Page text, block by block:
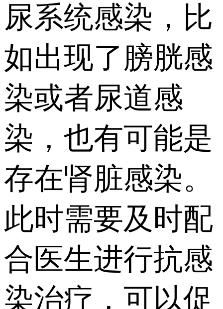
尿系统感染，比
如出现了膀胱感
染或者尿道感
染，也有可能是
存在肾脏感染。
此时需要及时配
合医生进行抗感
染治疗，可以促